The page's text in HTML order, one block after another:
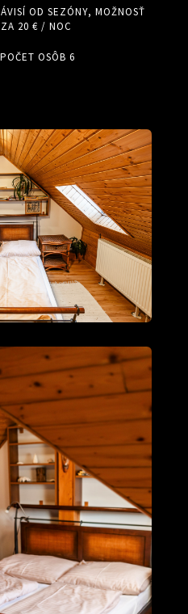
OD SEZÓNY, MOŽNOSŤ
20 € / NOC
OSÔB 6